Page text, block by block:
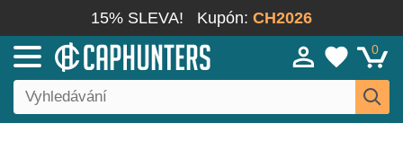
15% SLEVA! Kupón: CH2026
0